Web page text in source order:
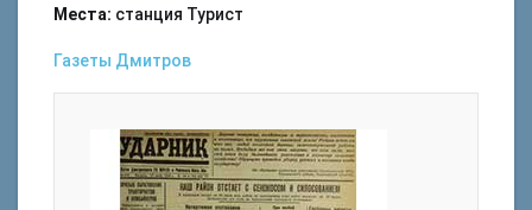
Места: станция Турист
Газеты Дмитров